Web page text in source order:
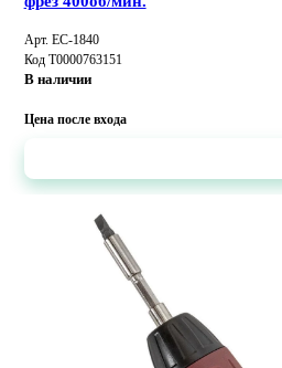
Арт. EC-1840
Код Т0000763151
В наличии
Цена после входа